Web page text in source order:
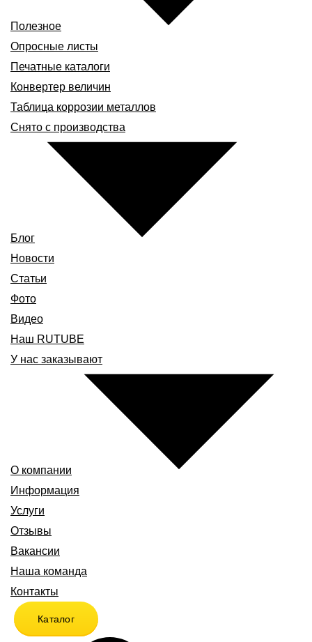
Полезное
Опросные листы
Печатные каталоги
Конвертер величин
Таблица коррозии металлов
Снято с производства
Блог
Новости
Статьи
Фото
Видео
Наш RUTUBE
У нас заказывают
О компании
Информация
Услуги
Отзывы
Вакансии
Наша команда
Контакты
Каталог